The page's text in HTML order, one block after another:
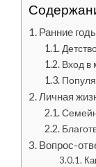
Ранние
Вход в
Личная
Вопрос-